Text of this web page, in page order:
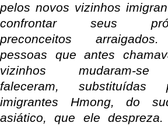
pelos novos vizinhos
confrontar seus
preconceitos
pessoas que antes
vizinhos mudaram-
faleceram, substituídas
imigrantes Hmong, do
asiático, que ele despreza.